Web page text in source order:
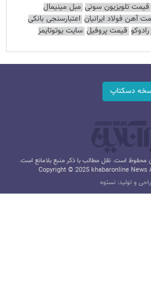
قیمت تلویزیون سونی مبل مینیمال
آهن فولاد ایرانیان اعتبارسنجی بانکی
قیمت پروفیل سایت یوتوتایمز
دسکتاپ
محفوظ است. نقل مطالب با ذکر منبع بلامانع است.
Copyright © 2025 khabaronline News
و تولید: نستوه